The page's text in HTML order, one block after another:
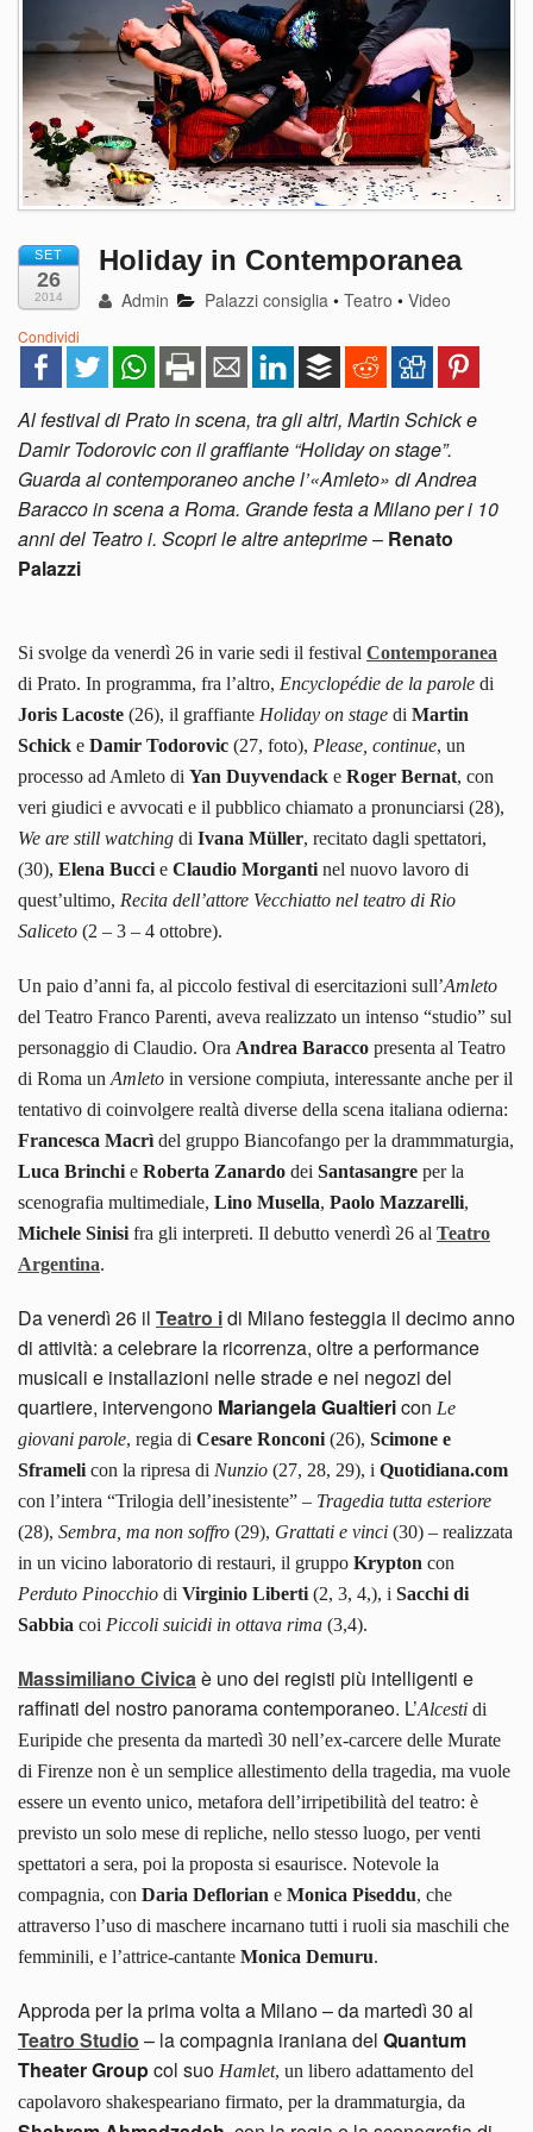
SET
26
2014
Holiday in Contemporanea
Admin Palazzi consiglia •Teatro •Video
Condividi
Al festival di Prato in scena, tra gli altri, Martin Schick e
Damir Todorovic con il graffiante “Holiday on stage”.
Guarda al contemporaneo anche l’«Amleto» di Andrea
Baracco in scena a Roma. Grande festa a Milano per i 10
anni del Teatro i. Scopri le altre anteprime– Renato
Palazzi
Si svolge da venerdì 26 in varie sedi il festival Contemporanea
di Prato. In programma, fra l’altro, Encyclopédie de la parole di
Joris Lacoste (26), il graffiante Holiday on stage di Martin
Schick e Damir Todorovic (27, foto), Please, continue, un
processo ad Amleto di Yan Duyvendack e Roger Bernat, con
veri giudici e avvocati e il pubblico chiamato a pronunciarsi (28),
We are still watching di Ivana Müller, recitato dagli spettatori,
(30), Elena Bucci e Claudio Morganti nel nuovo lavoro di
quest’ultimo, Recita dell’attore Vecchiatto nel teatro di Rio
Saliceto (2 – 3 – 4 ottobre).
Un paio d’anni fa, al piccolo festival di esercitazioni sull’Amleto
del Teatro Franco Parenti, aveva realizzato un intenso “studio” sul
personaggio di Claudio. Ora Andrea Baracco presenta al Teatro
di Roma un Amleto in versione compiuta, interessante anche per il
tentativo di coinvolgere realtà diverse della scena italiana odierna:
Francesca Macrì del gruppo Biancofango per la drammmaturgia,
Luca Brinchi e Roberta Zanardo dei Santasangre per la
scenografia multimediale, Lino Musella, Paolo Mazzarelli,
Michele Sinisi fra gli interpreti. Il debutto venerdì 26 al Teatro
Argentina.
Da venerdì 26 il Teatro idi Milano festeggia il decimo anno
di attività: a celebrare la ricorrenza, oltre a performance
musicali e installazioni nelle strade e nei negozi del
quartiere, intervengono Mariangela Gualtiericon Le
giovani parole, regia di Cesare Ronconi (26), Scimone e
Sframeli con la ripresa di Nunzio (27, 28, 29), i Quotidiana.com
con l’intera “Trilogia dell’inesistente” – Tragedia tutta esteriore
(28), Sembra, ma non soffro (29), Grattati e vinci (30) – realizzata
in un vicino laboratorio di restauri, il gruppo Krypton con
Perduto Pinocchio di Virginio Liberti (2, 3, 4,), i Sacchi di
Sabbia coi Piccoli suicidi in ottava rima (3,4).
Massimiliano Civicaè uno dei registi più intelligenti e
raffinati del nostro panorama contemporaneo. L’Alcesti di
Euripide che presenta da martedì 30 nell’ex-carcere delle Murate
di Firenze non è un semplice allestimento della tragedia, ma vuole
essere un evento unico, metafora dell’irripetibilità del teatro: è
previsto un solo mese di repliche, nello stesso luogo, per venti
spettatori a sera, poi la proposta si esaurisce. Notevole la
compagnia, con Daria Deflorian e Monica Piseddu, che
attraverso l’uso di maschere incarnano tutti i ruoli sia maschili che
femminili, e l’attrice-cantante Monica Demuru.
Approda per la prima volta a Milano – da martedì 30 al
Teatro Studio – la compagnia iraniana del Quantum
Theater Groupcol suo Hamlet, un libero adattamento del
capolavoro shakespeariano firmato, per la drammaturgia, da